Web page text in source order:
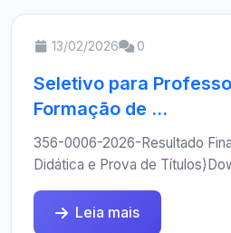
13/02/2026 0
Seletivo para
Formação de ...
356-0006-2026-Resultado
Didática e Prova de
Leia mais